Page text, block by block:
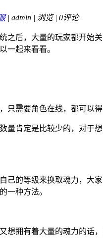
| admin | 浏览 | 0评论
之后，大量的玩家都开始
一起来看看。
只需要角色在线，都可以
量肯定是比较少的，对于
己的等级来换取魂力，大
一种方法。
想拥有着大量的魂力的话